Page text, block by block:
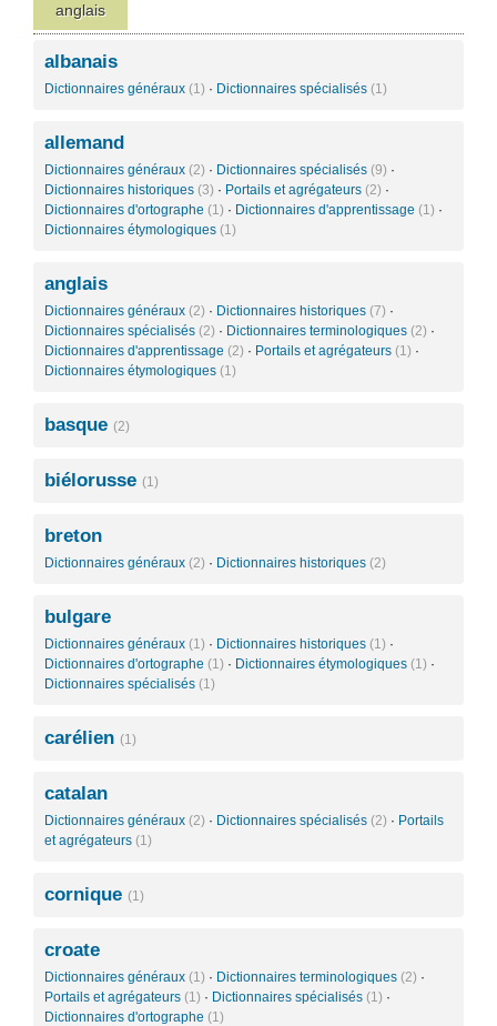
anglais
albanais
Dictionnaires généraux (1) · Dictionnaires spécialisés (1)
allemand
Dictionnaires généraux (2) · Dictionnaires spécialisés (9) ·
Dictionnaires historiques (3) · Portails et agrégateurs (2) ·
Dictionnaires d'ortographe (1) · Dictionnaires d'apprentissage (1) ·
Dictionnaires étymologiques (1)
anglais
Dictionnaires généraux (2) · Dictionnaires historiques (7) ·
Dictionnaires spécialisés (2) · Dictionnaires terminologiques (2) ·
Dictionnaires d'apprentissage (2) · Portails et agrégateurs (1) ·
Dictionnaires étymologiques (1)
basque (2)
biélorusse (1)
breton
Dictionnaires généraux (2) · Dictionnaires historiques (2)
bulgare
Dictionnaires généraux (1) · Dictionnaires historiques (1) ·
Dictionnaires d'ortographe (1) · Dictionnaires étymologiques (1) ·
Dictionnaires spécialisés (1)
carélien (1)
catalan
Dictionnaires généraux (2) · Dictionnaires spécialisés (2) · Portails
et agrégateurs (1)
cornique (1)
croate
Dictionnaires généraux (1) · Dictionnaires terminologiques (2) ·
Portails et agrégateurs (1) · Dictionnaires spécialisés (1) ·
Dictionnaires d'ortographe (1)